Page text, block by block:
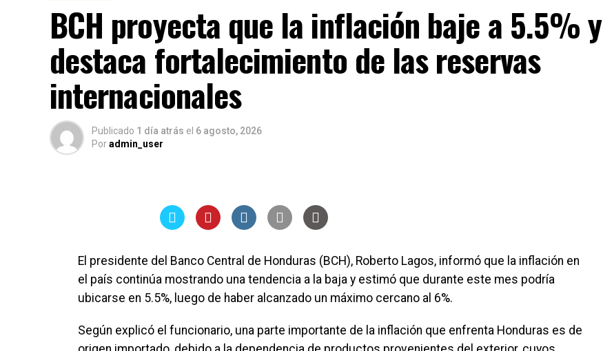
BCH proyecta que la inflación baje a 5.5% y
destaca fortalecimiento de las reservas
internacionales
Publicado 1 día atrás el 6 agosto, 2026
Poradmin_user
El presidente del Banco Central de Honduras (BCH), Roberto Lagos, informó que la inflación en
el país continúa mostrando una tendencia a la baja y estimó que durante este mes podría
ubicarse en 5.5%, luego de haber alcanzado un máximo cercano al 6%.
Según explicó el funcionario, una parte importante de la inflación que enfrenta Honduras es de